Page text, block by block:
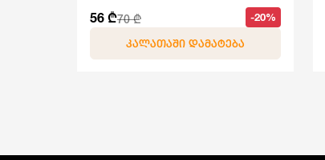
56 ₾70 ₾ -20%
ᲙᲐᲚᲐᲗᲐᲨᲘ ᲓᲐᲛᲐᲢᲔᲑᲐ